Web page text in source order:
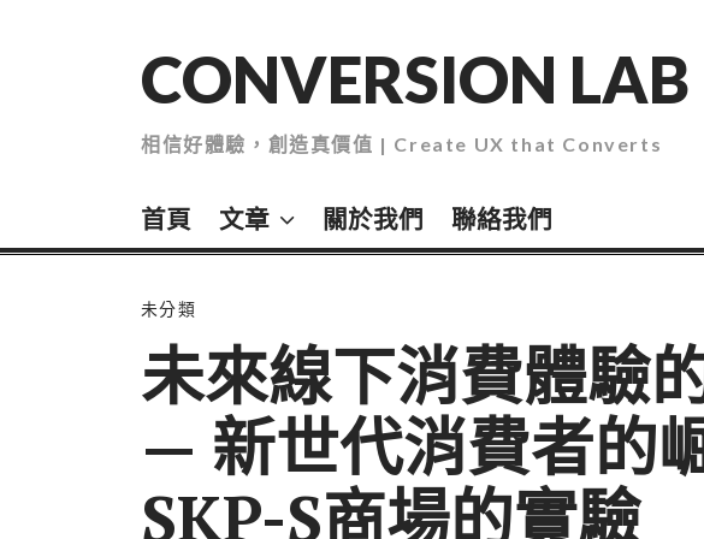
CONVERSION LAB
相信好體驗，創造真價值 | Create UX that Converts
首頁 文章 關於我們 聯絡我們
未分類
未來線下消費體驗
— 新世代消費者的
SKP-S商場的實驗